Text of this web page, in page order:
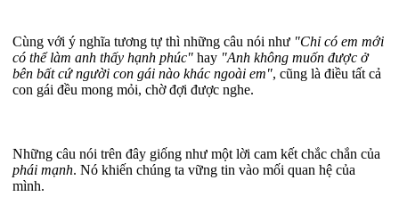
Cùng với ý nghĩa tương tự thì những câu nói như "Chỉ có em mới
có thể làm anh thấy hạnh phúc" hay "Anh không muốn được ở
bên bất cứ người con gái nào khác ngoài em", cũng là điều tất cả
con gái đều mong mỏi, chờ đợi được nghe.
Những câu nói trên đây giống như một lời cam kết chắc chắn của
phái mạnh. Nó khiến chúng ta vững tin vào mối quan hệ của
mình.